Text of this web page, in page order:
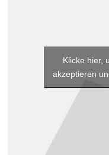
Klicke hier,
akzeptieren